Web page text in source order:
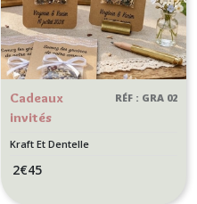
Cadeaux
invités
Graines à
RÉF : GRA 02
Kraft Et Dentelle
2€45